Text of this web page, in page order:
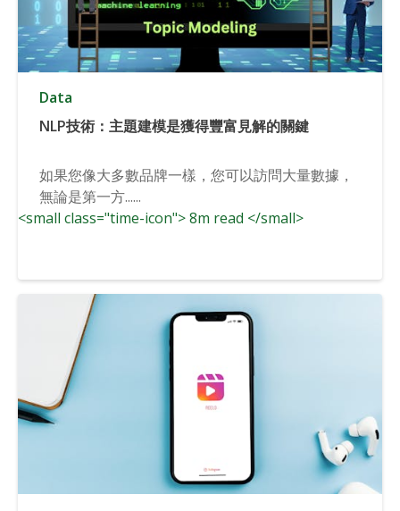
Data
NLP技術：主題建模是獲得豐富見解的關鍵
如果您像大多數品牌一樣，您可以訪問大量數據，
無論是第一方......
<small class="time-icon"> 8m read </small>